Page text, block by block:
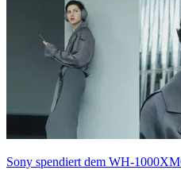
Sony spendiert dem WH-